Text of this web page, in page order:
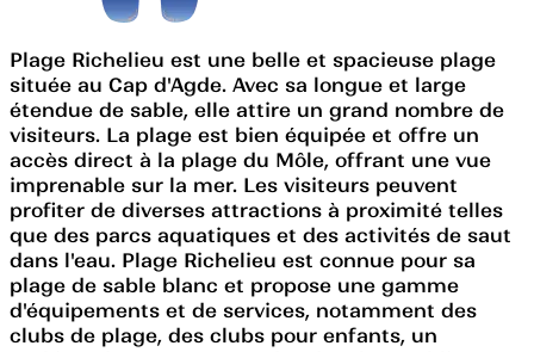
Plage Richelieu est une belle et spacieuse plage
située au Cap d'Agde. Avec sa longue et large
étendue de sable, elle attire un grand nombre de
visiteurs. La plage est bien équipée et offre un
accès direct à la plage du Môle, offrant une vue
imprenable sur la mer. Les visiteurs peuvent
profiter de diverses attractions à proximité telles
que des parcs aquatiques et des activités de saut
dans l'eau. Plage Richelieu est connue pour sa
plage de sable blanc et propose une gamme
d'équipements et de services, notamment des
clubs de plage, des clubs pour enfants, un